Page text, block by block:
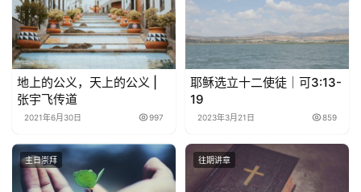
地上的公义，天上的公义 |
张宇飞传道
2021年6月30日 997
耶稣选立十二使徒｜可3:13-
19
2023年3月21日 859
主日崇拜 往期讲章